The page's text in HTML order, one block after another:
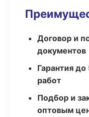
Договор и
документов
Гарантия
работ
Подбор и
оптовым